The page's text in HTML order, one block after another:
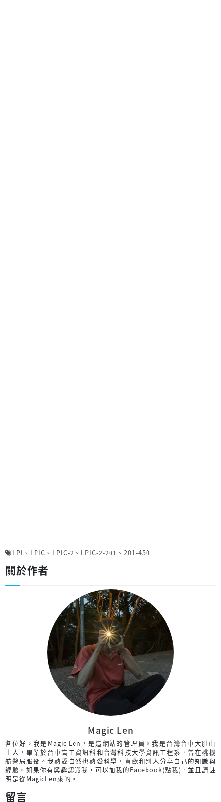
LPI 、 LPIC 、 LPIC-2 、 LPIC-2-201 、 201-450
關於作者
Magic Len
各位好，我是Magic Len，是這網站的管理員。我是台灣台中大肚山
上人，畢業於台中高工資訊科和台灣科技大學資訊工程系，曾在桃機
航警局服役。我熱愛自然也熱愛科學，喜歡和別人分享自己的知識與
經驗。如果你有興趣認識我，可以加我的Facebook(點我) ，並且請註
明是從MagicLen來的。
留言